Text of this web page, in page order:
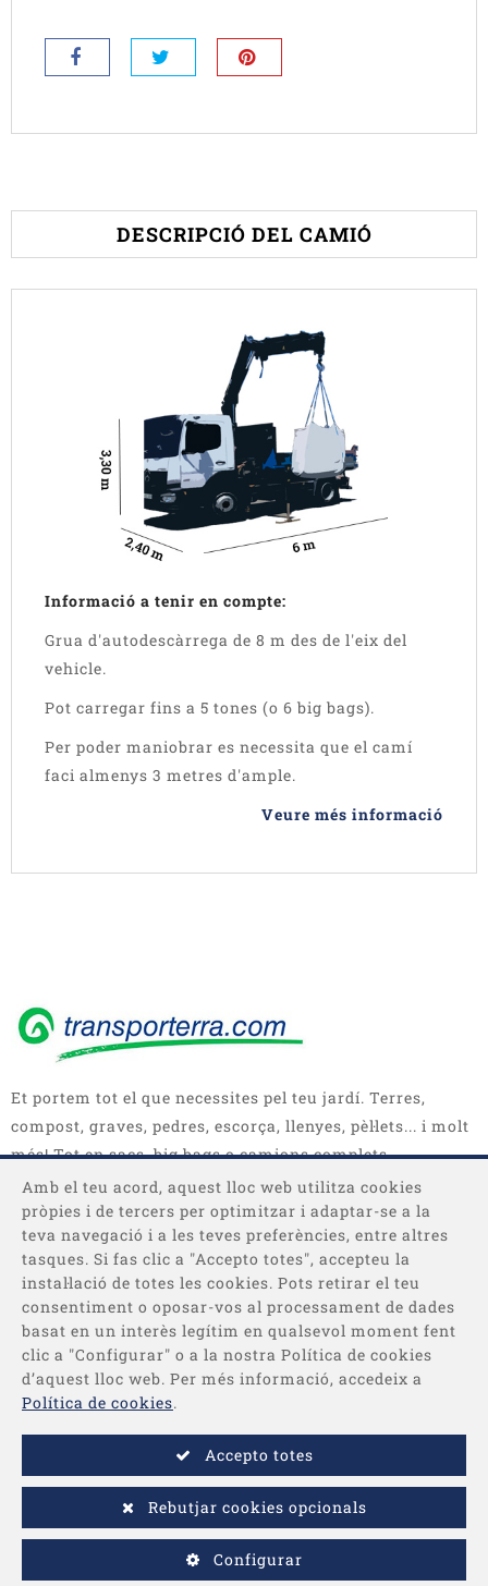
DESCRIPCIÓ DEL CAMIÓ
Informació a tenir en compte:
Grua d'autodescàrrega de 8 m des de l'eix del
vehicle.
Pot carregar fins a 5 tones (o 6 big bags).
Per poder maniobrar es necessita que el camí
faci almenys 3 metres d'ample.
Veure més informació
Et portem tot el que necessites pel teu jardí. Terres,
compost, graves, pedres, escorça, llenyes, pèl·lets... i molt
més! Tot en sacs, big bags o camions complets.
Categories
Informació
Amb el teu acord, aquest lloc web utilitza cookies
pròpies i de tercers per optimitzar i adaptar-se a la
teva navegació i a les teves preferències, entre altres
tasques. Si fas clic a "Accepto totes", accepteu la
instal·lació de totes les cookies. Pots retirar el teu
consentiment o oposar-vos al processament de dades
basat en un interès legítim en qualsevol moment fent
clic a "Configurar" o a la nostra Política de cookies
d’aquest lloc web. Per més informació, accedeix a
Política de cookies.
Accepto totes
Rebutjar cookies opcionals
Configurar
© 2026 - Desenvolupat per Comertis-Avís legal
compra/Política de privacitat/Política de cookies